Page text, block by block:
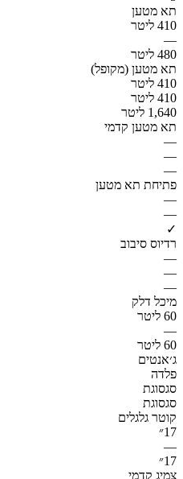
תא מטען
410 ליטר
—
480 ליטר
תא מטען (מקופל)
410 ליטר
410 ליטר
1,640 ליטר
תא מטען קדמי
—
—
—
פתיחת תא מטען
—
—
✓
רדיוס סיבוב
—
—
—
מיכל דלק
60 ליטר
—
60 ליטר
ג׳אנטים
פלדה
סגסוגת
סגסוגת
קוטר גלגלים
17״
—
17״
צמיג קדמי